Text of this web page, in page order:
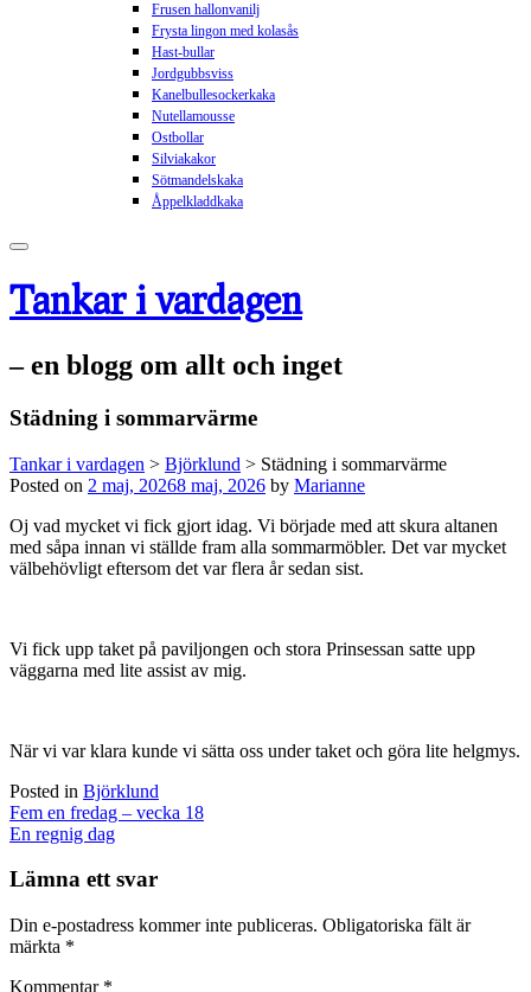
Frusen hallonvanilj
Frysta lingon med kolasås
Hast-bullar
Jordgubbsviss
Kanelbullesockerkaka
Nutellamousse
Ostbollar
Silviakakor
Sötmandelskaka
Åppelkladdkaka
Tankar i vardagen
– en blogg om allt och inget
Städning i sommarvärme
Tankar i vardagen > Björklund > Städning i sommarvärme
Posted on 2 maj, 20268 maj, 2026 by Marianne
Oj vad mycket vi fick gjort idag. Vi började med att skura altanen
med såpa innan vi ställde fram alla sommarmöbler. Det var mycket
välbehövligt eftersom det var flera år sedan sist.
Vi fick upp taket på paviljongen och stora Prinsessan satte upp
väggarna med lite assist av mig.
När vi var klara kunde vi sätta oss under taket och göra lite helgmys.
Posted in Björklund
Post
navigation
Fem en fredag – vecka 18
En regnig dag
Lämna ett svar
Din e-postadress kommer inte publiceras. Obligatoriska fält är
märkta *
Kommentar *